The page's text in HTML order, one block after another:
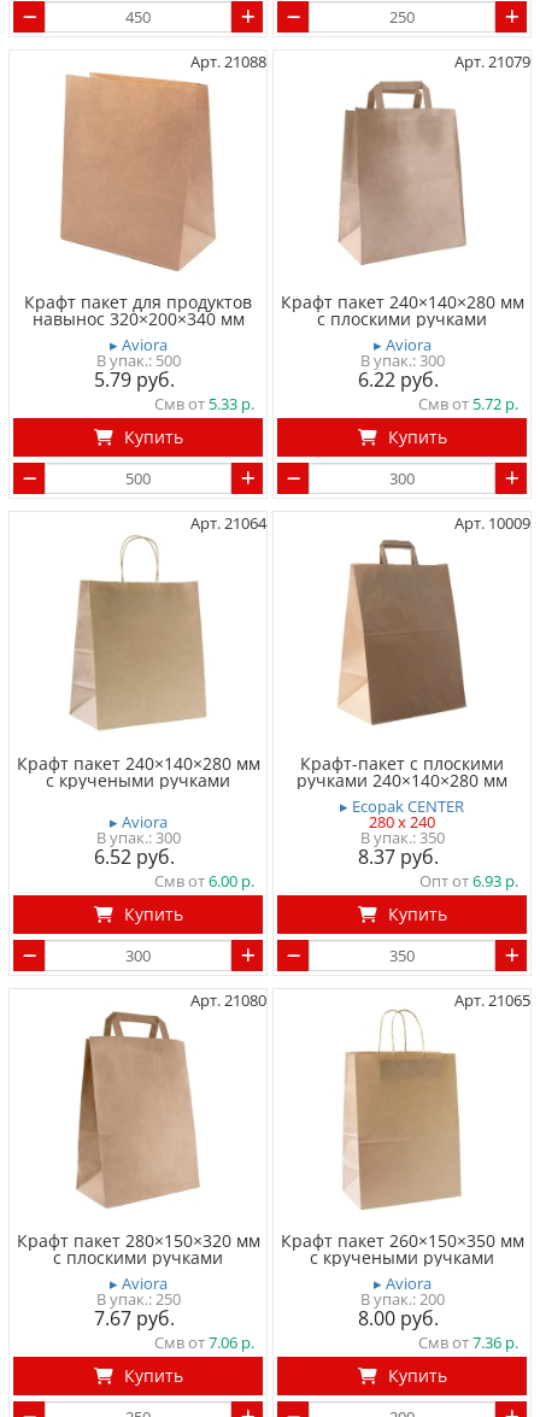
Арт. 21088
Крафт пакет для продуктов
навынос 320×200×340 мм
▸ Aviora
500
5.79
Смв от 5.33
Купить
Арт. 21079
Крафт пакет 240×140×280 мм
с плоскими ручками
▸ Aviora
300
6.22
Смв от 5.72
Купить
Арт. 21064
Крафт пакет 240×140×280 мм
с кручеными ручками
▸ Aviora
300
6.52
Смв от6.00
Купить
Арт. 10009
Крафт-пакет с плоскими
ручками 240×140×280 мм
▸ Ecopak CENTER
280 x 240
350
8.37
Опт от6.93
Купить
Арт. 21080
Крафт пакет 280×150×320 мм
с плоскими ручками
▸ Aviora
250
7.67
Смв от7.06
Купить
Арт. 21065
Крафт пакет 260×150×350 мм
с кручеными ручками
▸ Aviora
200
8.00
Смв от7.36
Купить